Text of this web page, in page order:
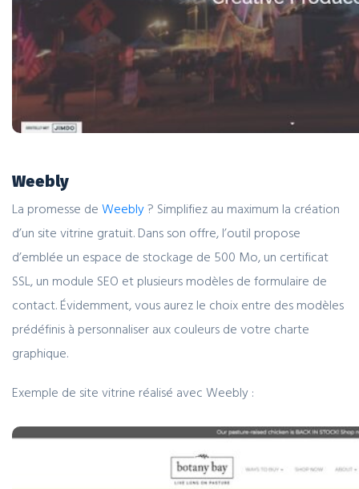
Weebly
La promesse de Weebly? Simplifiez au maximum la création
d’un site vitrine gratuit. Dans son offre, l’outil propose
d’emblée un espace de stockage de 500 Mo, un certificat
SSL, un module SEO et plusieurs modèles de formulaire de
contact. Évidemment, vous aurez le choix entre des modèles
prédéfinis à personnaliser aux couleurs de votre charte
graphique.
Exemple de site vitrine réalisé avec Weebly :